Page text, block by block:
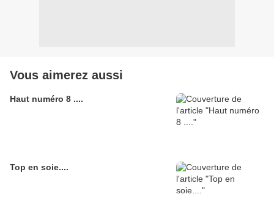
Vous aimerez aussi
Haut numéro 8 ....
Top en soie....